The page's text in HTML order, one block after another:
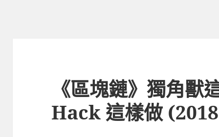
《區塊鏈》獨角
Hack 這樣做